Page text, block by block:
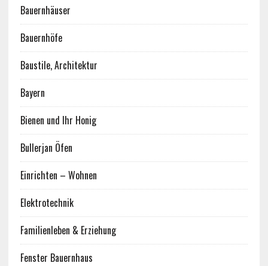
Bauernhäuser
Bauernhöfe
Baustile, Architektur
Bayern
Bienen und Ihr Honig
Bullerjan Öfen
Einrichten – Wohnen
Elektrotechnik
Familienleben & Erziehung
Fenster Bauernhaus